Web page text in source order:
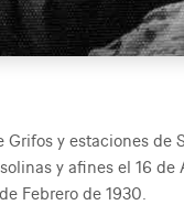
Grifos y estaciones de
y afines el 16
Febrero de 1930.